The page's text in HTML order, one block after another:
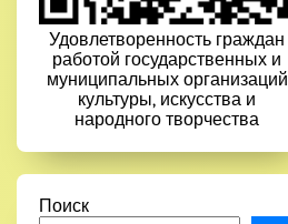
Удовлетворенность граждан
работой государственных и
муниципальных организаций
культуры, искусства и
народного творчества
Поиск